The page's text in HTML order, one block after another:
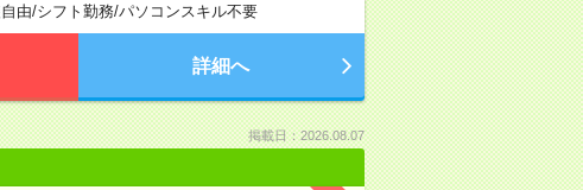
由/シフト勤務/パソコンスキル不要
詳細へ
掲載日：2026.08.07